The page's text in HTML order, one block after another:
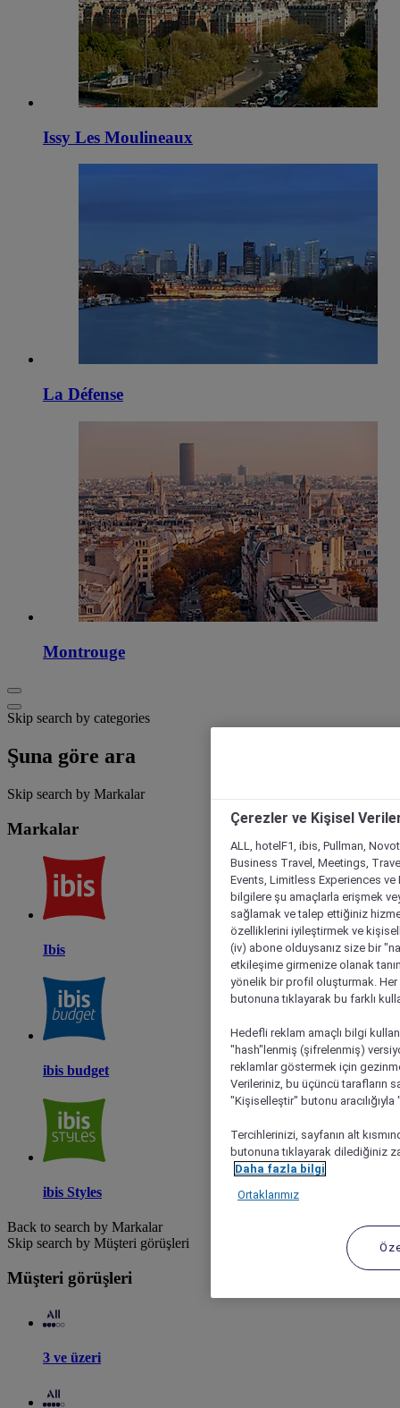
Issy Les Moulineaux
La Défense
Montrouge
Skip search by categories
Şuna göre ara
Skip search by Markalar
Markalar
Ibis
ibis budget
ibis Styles
Back to search by Markalar
Skip search by Müşteri görüşleri
Müşteri görüşleri
3 ve üzeri
Çerezler ve Kişisel
ALL, hotelF1, ibis, Pullman,
Business Travel, Meetings,
Events, Limitless Experiences
bilgilere şu amaçlarla erişmek
sağlamak ve talep ettiğiniz
özelliklerini iyileştirmek ve
(iv) abone olduysanız size bir
etkileşime girmenize olanak
yönelik bir profil oluşturmak.
butonuna tıklayarak bu farklı
Hedefli reklam amaçlı bilgi
"hash"lenmiş (şifrelenmiş)
reklamlar göstermek için
Verileriniz, bu üçüncü tarafların
"Kişiselleştir" butonu
Tercihlerinizi, sayfanın alt
butonuna tıklayarak dilediğiniz
Daha fazla bilgi
Ortaklarımız